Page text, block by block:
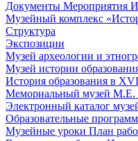
Документы Мероприятия
Музейный комплекс
Структура
Экспозиции
Музей археологии и
Музей истории
История образования в
Мемориальный музей М.Е.
Электронный каталог
Образовательные
Музейные уроки План